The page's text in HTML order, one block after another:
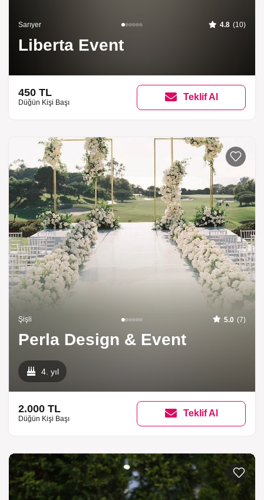
Sarıyer 4.8 (10)
Liberta Event
450 TL
Düğün Kişi Başı
Teklif Al
Şişli 5.0 (7)
Perla Design & Event
4. yıl
2.000 TL
Düğün Kişi Başı
Teklif Al
Listeme